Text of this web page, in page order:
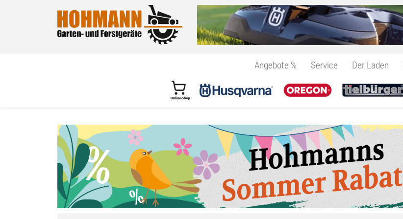
Angebote % Service Der Laden